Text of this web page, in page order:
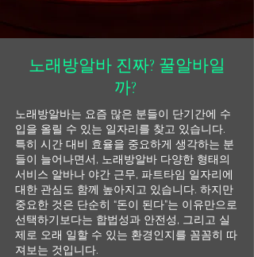
노래방알바 진짜? 꿀알바일
까?
노래방알바는 요즘 많은 분들이 단기간에 수
입을 올릴 수 있는 일자리를 찾고 있습니다.
특히 시간 대비 효율을 중요하게 생각하는 분
들이 늘어나면서, 노래방알바 다양한 형태의
서비스 알바나 야간 근무, 파트타임 일자리에
대한 관심도 함께 높아지고 있습니다. 하지만
중요한 것은 단순히 “돈이 된다”는 이유만으로
선택하기보다는 합법성과 안전성, 그리고 실
제로 오래 일할 수 있는 환경인지를 꼼꼼히 따
져보는 것입니다.